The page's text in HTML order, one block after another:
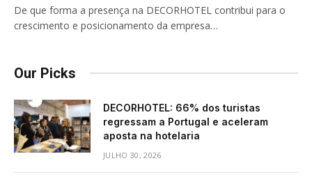
De que forma a presença na DECORHOTEL contribui para o
crescimento e posicionamento da empresa…
Our Picks
DECORHOTEL: 66% dos turistas
regressam a Portugal e aceleram
aposta na hotelaria
JULHO 30, 2026